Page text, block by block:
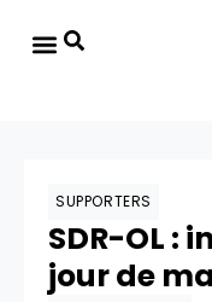
SUPPORTERS
SDR-OL :
jour de